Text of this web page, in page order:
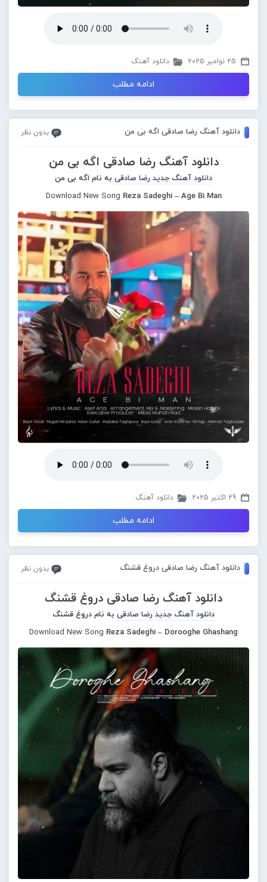
25 نوامبر 2025 دانلود آهنگ
ادامه مطلب
دانلود آهنگ رضا صادقی اگه بی من بدون نظر
دانلود آهنگ رضا صادقی اگه بی من
دانلود آهنگ جدید رضا صادقی به نام اگه بی من
Download New Song Reza Sadeghi – Age Bi Man
29 اکتبر 2025 دانلود آهنگ
ادامه مطلب
دانلود آهنگ رضا صادقی دروغ قشنگ بدون نظر
دانلود آهنگ رضا صادقی دروغ قشنگ
دانلود آهنگ جدید رضا صادقی به نام دروغ قشنگ
Download New Song Reza Sadeghi – Dorooghe Ghashang